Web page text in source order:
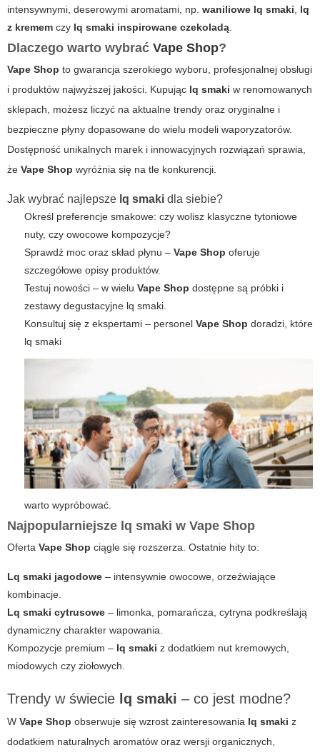
intensywnymi, deserowymi aromatami, np. waniliowe lq smaki, lq
z kremem czy lq smaki inspirowane czekoladą.
Dlaczego warto wybrać Vape Shop?
Vape Shop to gwarancja szerokiego wyboru, profesjonalnej obsługi
i produktów najwyższej jakości. Kupując lq smaki w renomowanych
sklepach, możesz liczyć na aktualne trendy oraz oryginalne i
bezpieczne płyny dopasowane do wielu modeli waporyzatorów.
Dostępność unikalnych marek i innowacyjnych rozwiązań sprawia,
że Vape Shop wyróżnia się na tle konkurencji.
Jak wybrać najlepsze lq smaki dla siebie?
Określ preferencje smakowe: czy wolisz klasyczne tytoniowe
nuty, czy owocowe kompozycje?
Sprawdź moc oraz skład płynu – Vape Shop oferuje
szczegółowe opisy produktów.
Testuj nowości – w wielu Vape Shop dostępne są próbki i
zestawy degustacyjne lq smaki.
Konsultuj się z ekspertami – personel Vape Shop doradzi, które
lq smaki
warto wypróbować.
Najpopularniejsze lq smaki w Vape Shop
Oferta Vape Shop ciągle się rozszerza. Ostatnie hity to:
Lq smaki jagodowe – intensywnie owocowe, orzeźwiające
kombinacje.
Lq smaki cytrusowe – limonka, pomarańcza, cytryna podkreślają
dynamiczny charakter wapowania.
Kompozycje premium – lq smaki z dodatkiem nut kremowych,
miodowych czy ziołowych.
Trendy w świecie lq smaki – co jest modne?
W Vape Shop obserwuje się wzrost zainteresowania lq smaki z
dodatkiem naturalnych aromatów oraz wersji organicznych,